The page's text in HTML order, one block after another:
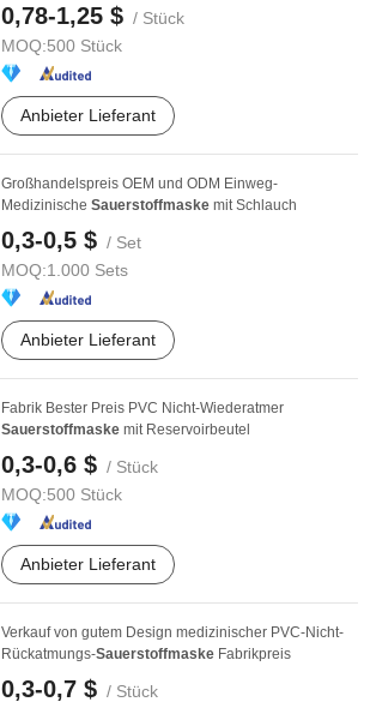
0,78-1,25 $ / Stück
MOQ:500 Stück
Anbieter Lieferant
Großhandelspreis OEM und ODM Einweg-
Medizinische Sauerstoffmaske mit Schlauch
0,3-0,5 $ / Set
MOQ:1.000 Sets
Anbieter Lieferant
Fabrik Bester Preis PVC Nicht-Wiederatmer
Sauerstoffmaske mit Reservoirbeutel
0,3-0,6 $ / Stück
MOQ:500 Stück
Anbieter Lieferant
Verkauf von gutem Design medizinischer PVC-Nicht-
Rückatmungs-Sauerstoffmaske Fabrikpreis
0,3-0,7 $ / Stück